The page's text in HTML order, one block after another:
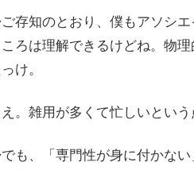
存知のとおり、僕もアソシエ
ころは理解できるけどね。物
け。
。雑用が多くて忙しいという
も、「専門性が身に付かない